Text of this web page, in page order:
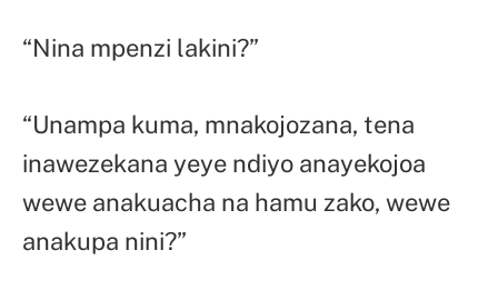
“Nina mpenzi lakini?”
“Unampa kuma, mnakojozana, tena
inawezekana yeye ndiyo anayekojoa
wewe anakuacha na hamu zako, wewe
anakupa nini?”